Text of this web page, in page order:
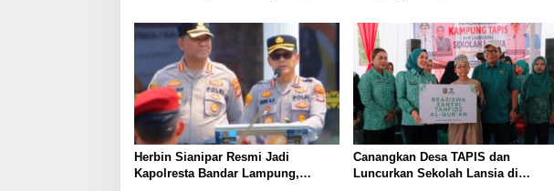
Heboh
Herbin Sianipar Resmi Jadi
Kapolresta Bandar Lampung,
Canangkan Desa TAPIS dan
Luncurkan Sekolah Lansia di